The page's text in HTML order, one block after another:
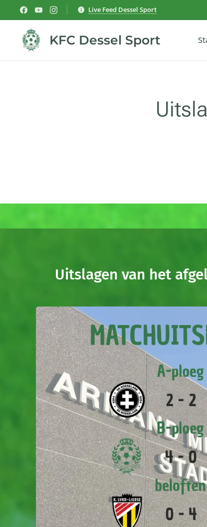
Live Feed Dessel Sport
KFC Dessel Sport
Uitslagen van het